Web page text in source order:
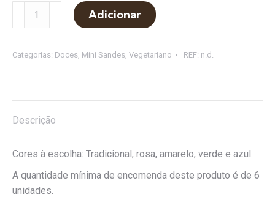
Quantidade
Bagel
e
Queijo
Adicionar
Categorias: Doces, Mini Sandes, Vegetariano REF: n.d.
Descrição
Cores à escolha: Tradicional, rosa, amarelo, verde e azul.
A quantidade mínima de encomenda deste produto é de 6
unidades.